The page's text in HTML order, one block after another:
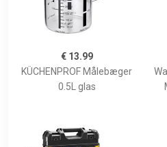
€ 13.99
KÜCHENPROF Målebæger
0.5L glas